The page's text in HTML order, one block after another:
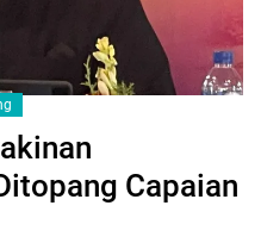
Capaian